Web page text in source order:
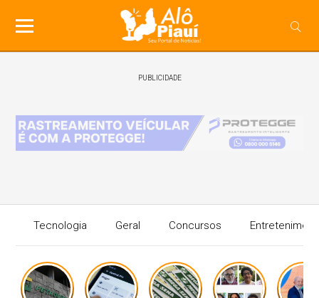
PUBLICIDADE
Tecnologia Geral Concursos